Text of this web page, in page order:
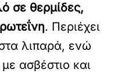
σε θερμίδες,
. Περιέχει
λιπαρά, ενώ
ασβέστιο και